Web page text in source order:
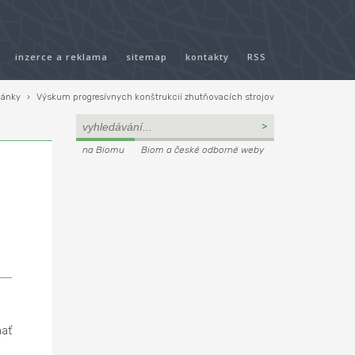
inzerce a reklama sitemap kontakty RSS
› Výskum progresívnych konštrukcií zhutňovacích strojov
na Biomu Biom a české odborné weby